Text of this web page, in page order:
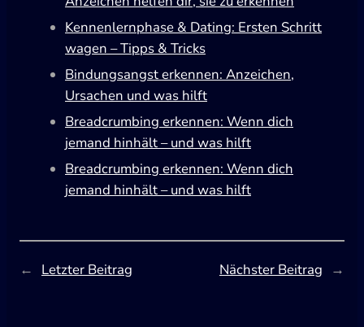
Kennenlernphase & Dating: Ersten Schritt
wagen – Tipps & Tricks
Bindungsangst erkennen: Anzeichen,
Ursachen und was hilft
Breadcrumbing erkennen: Wenn dich
jemand hinhält – und was hilft
Breadcrumbing erkennen: Wenn dich
jemand hinhält – und was hilft
← Letzter Beitrag Nächster Beitrag →